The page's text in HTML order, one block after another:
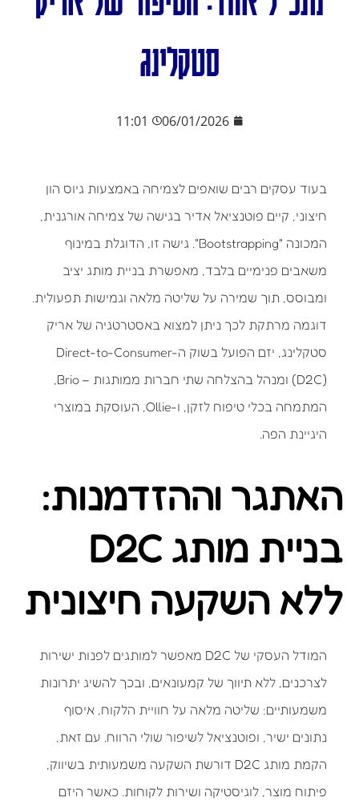
סטקלינג
06/01/2026
11:01
בעוד עסקים רבים שואפים לצמיחה באמצעות גיוס הון
חיצוני, קיים פוטנציאל אדיר בגישה של צמיחה אורגנית,
המכונה "Bootstrapping". גישה זו, הדוגלת במינוף
משאבים פנימיים בלבד, מאפשרת בניית מותג יציב
ומבוסס, תוך שמירה על שליטה מלאה וגמישות תפעולית.
דוגמה מרתקת לכך ניתן למצוא באסטרטגיה של אריק
סטקלינג, יזם הפועל בשוק ה-Direct-to-Consumer
(D2C) ומנהל בהצלחה שתי חברות ממותגות – Brio,
המתמחה בכלי טיפוח לזקן, ו-Ollie, העוסקת במוצרי
היגיינת הפה.
האתגר וההזדמנות:
בניית מותג D2C
ללא השקעה חיצונית
המודל העסקי של D2C מאפשר למותגים לפנות ישירות
לצרכנים, ללא תיווך של קמעונאים, ובכך להשיג יתרונות
משמעותיים: שליטה מלאה על חוויית הלקוח, איסוף
נתונים ישיר, ופוטנציאל לשיפור שולי הרווח. עם זאת,
הקמת מותג D2C דורשת השקעה משמעותית בשיווק,
פיתוח מוצר, לוגיסטיקה ושירות לקוחות. כאשר היזם